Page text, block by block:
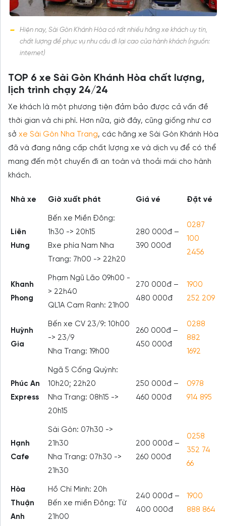
Hiện nay, Sài Gòn Khánh Hòa có rất nhiều hãng xe khách uy tín,
chất lượng để phục vụ nhu cầu đi lại cao của hành khách (nguồn:
internet)
TOP 6 xe Sài Gòn Khánh Hòa chất lượng,
lịch trình chạy 24/24
Xe khách là một phương tiện đảm bảo được cả vấn đề
thời gian và chi phí. Hơn nữa, giờ đây, cũng giống như cơ
sở xe Sài Gòn Nha Trang, các hãng xe Sài Gòn Khánh Hòa
đã và đang nâng cấp chất lượng xe và dịch vụ để có thể
mang đến một chuyến đi an toàn và thoải mái cho hành
khách.
Nhà xe Giờ xuất phát Giá vé Đặt vé
Liên
Hưng
Bến xe Miền Đông:
1h30 -> 20h15
Bxe phía Nam Nha
Trang: 7h00 -> 22h20
280 000đ –
390 000đ
0287
100
2456
Khanh
Phong
Phạm Ngũ Lão 09h00 -
> 22h40
QL1A Cam Ranh: 21h00
270 000đ –
480 000đ
1900
252 209
Huỳnh
Gia
Bến xe CV 23/9: 10h00
-> 23/9
Nha Trang: 19h00
260 000đ –
450 000đ
0288
882
1692
Phúc An
Express
Ngã 5 Cống Quỳnh:
10h20; 22h20
Nha Trang: 08h15 ->
20h15
250 000đ –
460 000đ
0978
914 895
Hạnh
Cafe
Sài Gòn: 07h30 ->
21h30
Nha Trang: 07h30 ->
21h30
200 000đ –
260 000đ
0258
352 74
66
Hòa
Thuận
Anh
Hồ Chí Minh: 20h
Bến xe miền Đông: Từ
21h00
240 000đ –
400 000đ
1900
888 864